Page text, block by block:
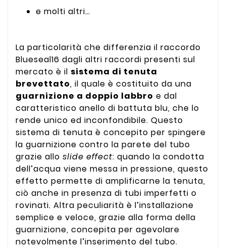
e molti altri…
La particolarità che differenzia il raccordo
Blueseal16 dagli altri raccordi presenti sul
mercato è il sistema di tenuta
brevettato, il quale è costituito da una
guarnizione a doppio labbro e dal
caratteristico anello di battuta blu, che lo
rende unico ed inconfondibile. Questo
sistema di tenuta è concepito per spingere
la guarnizione contro la parete del tubo
grazie allo slide effect: quando la condotta
dell’acqua viene messa in pressione, questo
effetto permette di amplificarne la tenuta,
ciò anche in presenza di tubi imperfetti o
rovinati. Altra peculiarità è l’installazione
semplice e veloce, grazie alla forma della
guarnizione, concepita per agevolare
notevolmente l’inserimento del tubo.